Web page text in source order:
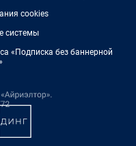
cookies
системы
«Подписка без баннерной